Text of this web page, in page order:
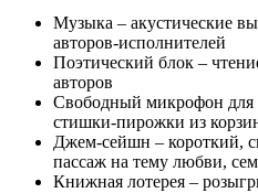
Музыка – акустические
авторов-исполнителей
Поэтический блок –
авторов
Свободный микрофон для
стишки-пирожки из
Джем-сейшн – короткий,
пассаж на тему любви,
Книжная лотерея –